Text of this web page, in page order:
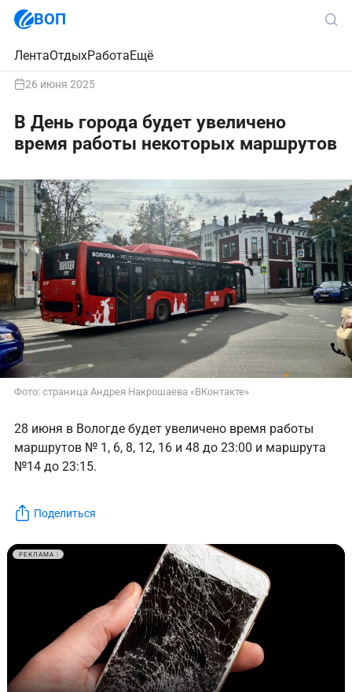
ВОП
ЛентаОтдыхРаботаЕщё
26 июня 2025
В День города будет увеличено
время работы некоторых маршрутов
Фото: страница Андрея Накрошаева «ВКонтакте»‎
28 июня в Вологде будет увеличено время работы
маршрутов № 1, 6, 8, 12, 16 и 48 до 23:00 и маршрута
№14 до 23:15.
Поделиться
РЕКЛАМА